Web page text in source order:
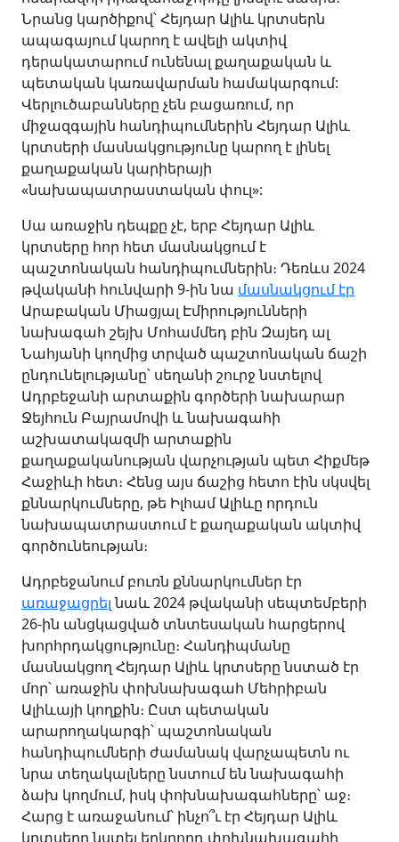
Նրանց կարծիքով՝ Հեյդար Ալիև կրտսերն
ապագայում կարող է ավելի ակտիվ
դերակատարում ունենալ քաղաքական և
պետական կառավարման համակարգում:
Վերլուծաբանները չեն բացառում, որ
միջազգային հանդիպումներին Հեյդար Ալիև
կրտսերի մասնակցությունը կարող է լինել
քաղաքական կարիերայի
«նախապատրաստական փուլ»:
Սա առաջին դեպքը չէ, երբ Հեյդար Ալիև
կրտսերը հոր հետ մասնակցում է
պաշտոնական հանդիպումներին։ Դեռևս 2024
թվականի հունվարի 9-ին նա մասնակցում էր
Արաբական Միացյալ Էմիրությունների
նախագահ շեյխ Մոհամմեդ բին Զայեդ ալ
Նահյանի կողմից տրված պաշտոնական ճաշի
ընդունելությանը՝ սեղանի շուրջ նստելով
Ադրբեջանի արտաքին գործերի նախարար
Ջեյհուն Բայրամովի և նախագահի
աշխատակազմի արտաքին
քաղաքականության վարչության պետ Հիքմեթ
Հաջիևի հետ։ Հենց այս ճաշից հետո էին սկսվել
քննարկումները, թե Իլհամ Ալիևը որդուն
նախապատրաստում է քաղաքական ակտիվ
գործունեության։
Ադրբեջանում բուռն քննարկումներ էր
առաջացրելնաև 2024 թվականի սեպտեմբերի
26-ին անցկացված տնտեսական հարցերով
խորհրդակցությունը։ Հանդիպմանը
մասնակցող Հեյդար Ալիև կրտսերը նստած էր
մոր՝ առաջին փոխնախագահ Մեհրիբան
Ալիևայի կողքին։ Ըստ պետական
արարողակարգի՝ պաշտոնական
հանդիպումների ժամանակ վարչապետն ու
նրա տեղակալները նստում են նախագահի
ձախ կողմում, իսկ փոխնախագահները՝ աջ։
Հարց է առաջանում՝ ինչո՞ւ էր Հեյդար Ալիև
կրտսերը նստել երկրորդ փոխնախագահի